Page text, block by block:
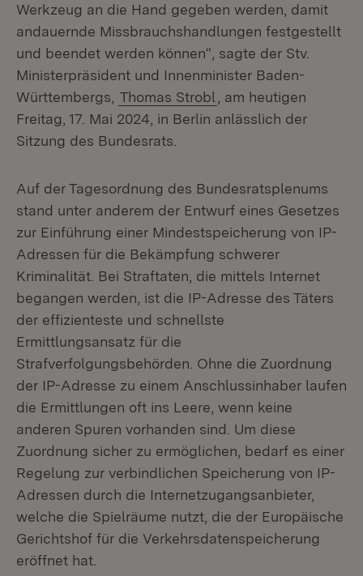
Werkzeug an die Hand gegeben werden, damit
andauernde Missbrauchshandlungen festgestellt
und beendet werden können“, sagte der Stv.
Ministerpräsident und Innenminister Baden-
Württembergs, Thomas Strobl, am heutigen
Freitag, 17. Mai 2024, in Berlin anlässlich der
Sitzung des Bundesrats.
Auf der Tagesordnung des Bundesratsplenums
stand unter anderem der Entwurf eines Gesetzes
zur Einführung einer Mindestspeicherung von IP-
Adressen für die Bekämpfung schwerer
Kriminalität. Bei Straftaten, die mittels Internet
begangen werden, ist die IP-Adresse des Täters
der effizienteste und schnellste
Ermittlungsansatz für die
Strafverfolgungsbehörden. Ohne die Zuordnung
der IP-Adresse zu einem Anschlussinhaber laufen
die Ermittlungen oft ins Leere, wenn keine
anderen Spuren vorhanden sind. Um diese
Zuordnung sicher zu ermöglichen, bedarf es einer
Regelung zur verbindlichen Speicherung von IP-
Adressen durch die Internetzugangsanbieter,
welche die Spielräume nutzt, die der Europäische
Gerichtshof für die Verkehrsdatenspeicherung
eröffnet hat.